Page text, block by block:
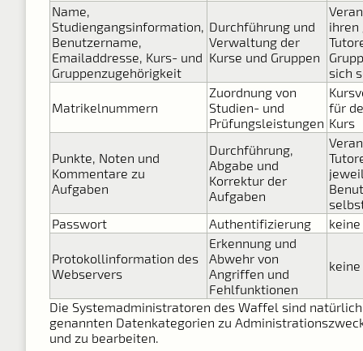
Name,
Studiengangsinformation,
Benutzername,
Emailaddresse, Kurs- und
Gruppenzugehörigkeit
Durchführung und
Verwaltung der
Kurse und Gruppen
ihren
sich
Matrikelnummern
Zuordnung von
Studien- und
Prüfungsleistungen
für
Kurs
Punkte, Noten und
Kommentare zu
Aufgaben
Durchführung,
Abgabe und
Korrektur der
Aufgaben
Passwort
Authentifizierung keine
Protokollinformation des
Webservers
Erkennung und
Abwehr von
Angriffen und
Fehlfunktionen
keine
Die Systemadministratoren des Waffel sind
genannten Datenkategorien zu
und zu bearbeiten.